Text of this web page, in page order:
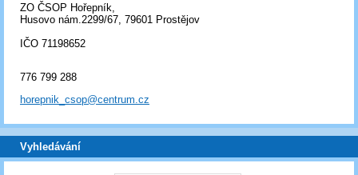
ZO ČSOP Hořepník,
Husovo nám.2299/67, 79601 Prostějov
IČO 71198652
776 799 288
horepnik_csop@centrum.cz
Vyhledávání